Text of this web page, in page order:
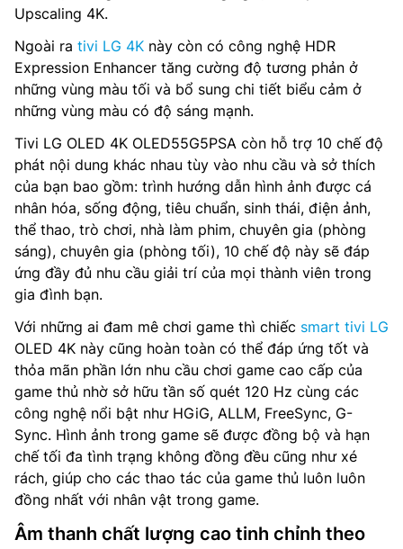
Upscaling 4K.
Ngoài ra tivi LG 4K này còn có công nghệ HDR
Expression Enhancer tăng cường độ tương phản ở
những vùng màu tối và bổ sung chi tiết biểu cảm ở
những vùng màu có độ sáng mạnh.
Tivi LG OLED 4K OLED55G5PSA còn hỗ trợ 10 chế độ
phát nội dung khác nhau tùy vào nhu cầu và sở thích
của bạn bao gồm: trình hướng dẫn hình ảnh được cá
nhân hóa, sống động, tiêu chuẩn, sinh thái, điện ảnh,
thể thao, trò chơi, nhà làm phim, chuyên gia (phòng
sáng), chuyên gia (phòng tối), 10 chế độ này sẽ đáp
ứng đầy đủ nhu cầu giải trí của mọi thành viên trong
gia đình bạn.
Với những ai đam mê chơi game thì chiếc smart tivi LG
OLED 4K này cũng hoàn toàn có thể đáp ứng tốt và
thỏa mãn phần lớn nhu cầu chơi game cao cấp của
game thủ nhờ sở hữu tần số quét 120 Hz cùng các
công nghệ nổi bật như HGiG, ALLM, FreeSync, G-
Sync. Hình ảnh trong game sẽ được đồng bộ và hạn
chế tối đa tình trạng không đồng đều cũng như xé
rách, giúp cho các thao tác của game thủ luôn luôn
đồng nhất với nhân vật trong game.
Âm thanh chất lượng cao tinh chỉnh theo